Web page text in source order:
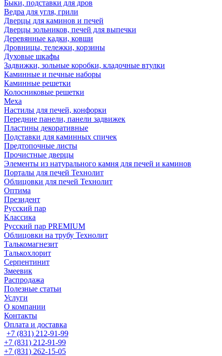
Быки, подставки для дров
Ведра для угля, грили
Дверцы для каминов и печей
Дверцы зольников, печей для выпечки
Деревянные кадки, ковши
Дровницы, тележки, корзины
Духовые шкафы
Задвижки, зольные коробки, кладочные втулки
Каминные и печные наборы
Каминные решетки
Колосниковые решетки
Меха
Настилы для печей, конфорки
Передние панели, панели задвижек
Пластины декоративные
Подставки для каминных спичек
Предтопочные листы
Прочистные дверцы
Элементы из натурального камня для печей и каминов
Порталы для печей Технолит
Облицовки для печей Технолит
Оптима
Президент
Русский пар
Классика
Русский пар PREMIUM
Облицовки на трубу Технолит
Талькомагнезит
Талькохлорит
Серпентинит
Змеевик
Распродажа
Полезные статьи
Услуги
О компании
Контакты
Оплата и доставка
+7 (831) 212-91-99
+7 (831) 212-91-99
+7 (831) 262-15-05